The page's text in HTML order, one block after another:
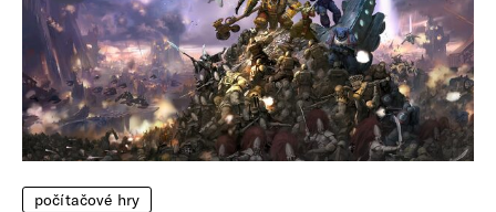
počítačové hry